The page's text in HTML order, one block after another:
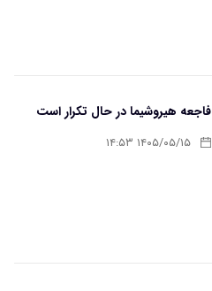
فاجعه هیروشیما در حال تکرار است
۱۴۰۵/۰۵/۱۵ ۱۴:۵۳